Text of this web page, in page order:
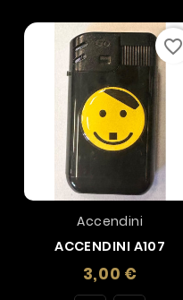
Accendini
ACCENDINI A107
3,00 €Prezzo
favorite_border